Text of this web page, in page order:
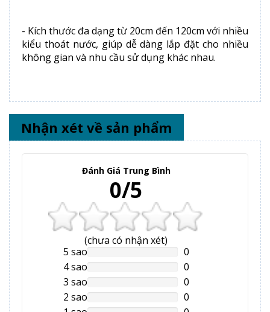
- Kích thước đa dạng từ 20cm đến 120cm với nhiều
kiểu thoát nước, giúp dễ dàng lắp đặt cho nhiều
không gian và nhu cầu sử dụng khác nhau.
Nhận xét về sản phẩm
Đánh Giá Trung Bình
0/5
(chưa có nhận xét)
5 saoNAN%
Complete
0
4 saoNAN%
Complete
0
3 saoNAN%
Complete
0
2 saoNAN%
0